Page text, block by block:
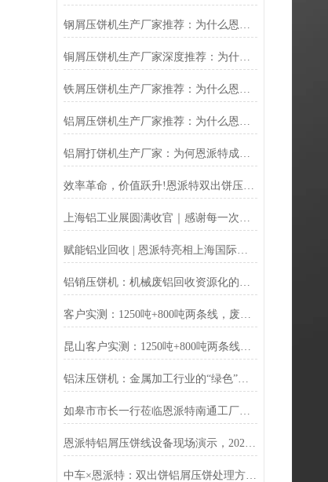
钢屑压饼机生产厂家推荐：为什么恩派特是您值得信赖的选择？
铜屑压饼机生产厂家深度推荐：为什么恩派特成为市场的“压饼专家”？
铁屑压饼机生产厂家推荐：为什么恩派特成为工业固废处理的优选品牌？
铝屑压饼机生产厂家推荐：为什么恩派特成为众多企业的优选？
铝屑打饼机生产厂家：为何恩派特成为行业优选？
效率革命，价值跃升!恩派特双出饼压饼机全新升级，重塑金属回收
上海铝工业展圆满收官｜感谢每一次相遇，我们明年再见！
赋能铝业回收 | 恩派特亮相上海国际铝工业展
铝销压饼机：机械废铝回收资源化的环保核心设备
客户实测：1250吨+800吨两条线，废料回收从成本中心变利润来源
昆山客户实测：1250吨+800吨两条线，废料回收从成本中心变利润来源
铝沫压饼机：金属加工行业的“绿色”增值引擎
如皋市市长一行莅临恩派特南通工厂调研指导
恩派特铝屑压饼线设备现场演示，2025年上海铝工业展现场人气狂飙
中车×恩派特：双出饼铝屑压饼处理方案落地，高效破解金属废屑难题！